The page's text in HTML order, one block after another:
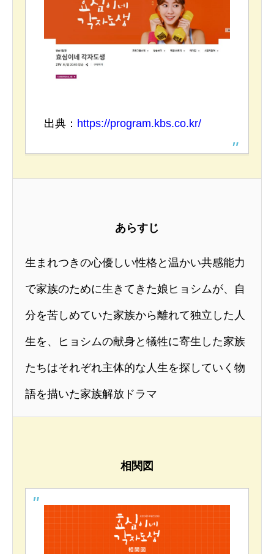
出典： https://program.kbs.co.kr/
あらすじ
生まれつきの心優しい性格と温かい共感能力
で家族のために生きてきた娘ヒョシムが、自
分を苦しめていた家族から離れて独立した人
生を、ヒョシムの献身と犠牲に寄生した家族
たちはそれぞれ主体的な人生を探していく物
語を描いた家族解放ドラマ
相関図